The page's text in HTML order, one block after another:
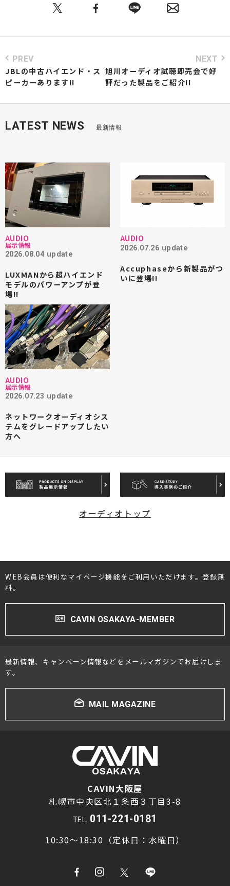
PREV
JBLの中古ハイエンド・ス
ピーカーあります!!
NEXT
旭川オーディオ試聴即売会で好
評だった製品をご紹介!!
LATEST NEWS 最新情報
AUDIO
展示情報
2026.08.04 update
LUXMANから超ハイエンド
モデルのパワーアンプが登
場!!
AUDIO
2026.07.26 update
Accuphaseから新製品がつ
いに登場!!
AUDIO
展示情報
2026.07.23 update
ネットワークオーディオシス
テムをグレードアップしたい
方へ
オーディオトップ
WEB会員は便利なマイページ機能をご利用いただけます。登録無
料。
CAVIN OSAKAYA-MEMBER
最新情報、キャンペーン情報などをメールマガジンでお届けしま
す。
MAIL MAGAZINE
CAVIN大阪屋
札幌市中央区北１条西３丁目3-8
TEL. 011-221-0181
10:30～18:30（定休日：水曜日）